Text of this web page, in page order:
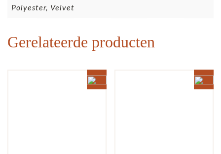
Polyester, Velvet
Gerelateerde producten